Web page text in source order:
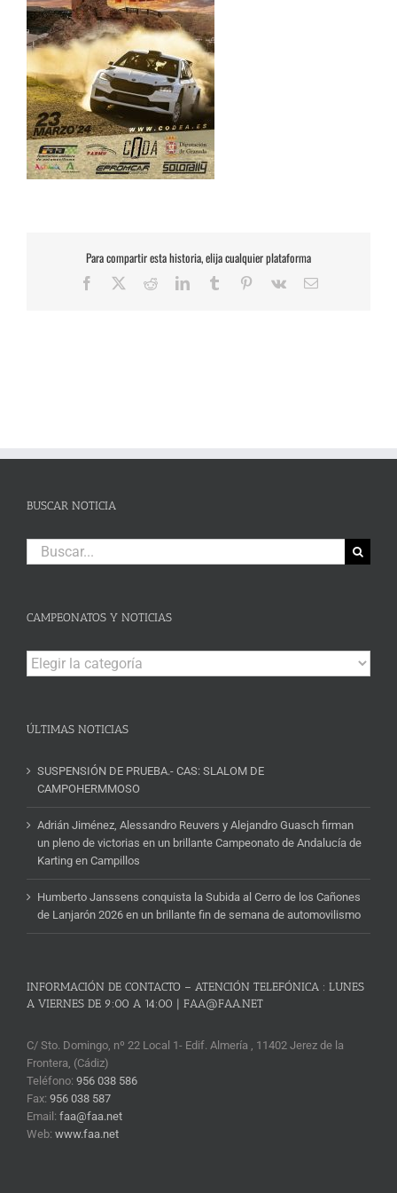
Para compartir esta historia, elija cualquier plataforma
Facebook RedditLinkedInTumblr Pinterest
Vk
Correo
BUSCAR NOTICIA
Buscar:
CAMPEONATOS Y NOTICIAS
Campeonatos
y
ÚLTIMAS NOTICIAS
SUSPENSIÓN DE PRUEBA.- CAS: SLALOM DE
CAMPOHERMMOSO
Adrián Jiménez, Alessandro Reuvers y Alejandro Guasch firman
un pleno de victorias en un brillante Campeonato de Andalucía de
Karting en Campillos
Humberto Janssens conquista la Subida al Cerro de los Cañones
de Lanjarón 2026 en un brillante fin de semana de automovilismo
INFORMACIÓN DE CONTACTO – ATENCIÓN TELEFÓNICA : LUNES
A VIERNES DE 9:00 A 14:00 | FAA@FAA.NET
C/ Sto. Domingo, nº 22 Local 1- Edif. Almería , 11402 Jerez de la
Frontera, (Cádiz)
Teléfono: 956 038 586
Fax: 956 038 587
Email: faa@faa.net
Web: www.faa.net